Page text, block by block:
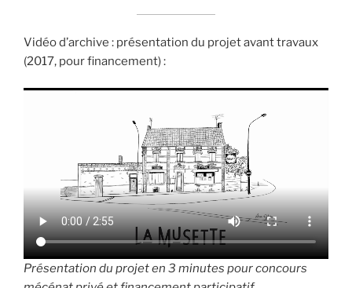
Vidéo d’archive : présentation du projet avant travaux
(2017, pour financement) :
Présentation du projet en 3 minutes pour concours